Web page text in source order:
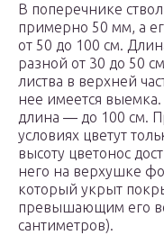
В поперечнике ствол
примерно 50 мм, а
от 50 до 100 см.
разной от 30 до 50
листва в верхней
нее имеется выемка.
длина ― до 100 см.
условиях цветут
высоту цветонос
него на верхушке
который укрыт
превышающим его
сантиметров).